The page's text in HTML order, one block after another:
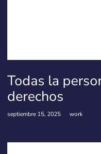
Todas la
derechos
septiembre 15, 2025 work